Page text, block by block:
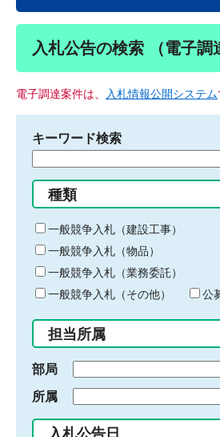
入札公告の検索 （電子調
電子調達案件は、 入札情報公開システム
キーワード検索
る
キ
ー
ワ
ー
ド
入
力
種類
一般競争入札（建設工事）
一般競争入札（物品）
一般競争入札（業務委託）
一般競争入札（その他）
公
担当所属
部局
所属
入札公告日